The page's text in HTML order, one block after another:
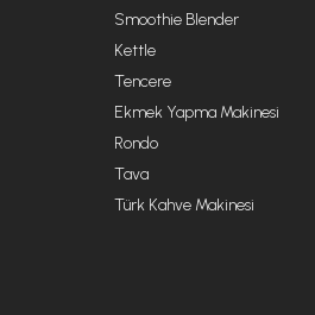
Smoothie Blender
Kettle
Tencere
Ekmek Yapma Makinesi
Rondo
Tava
Türk Kahve Makinesi